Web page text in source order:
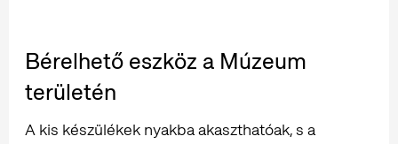
Bérelhető eszköz a Múzeum
területén
A kis készülékek nyakba akaszthatóak, s a